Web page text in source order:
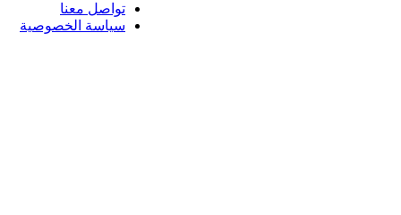
تواصل معنا
سياسة الخصوصية